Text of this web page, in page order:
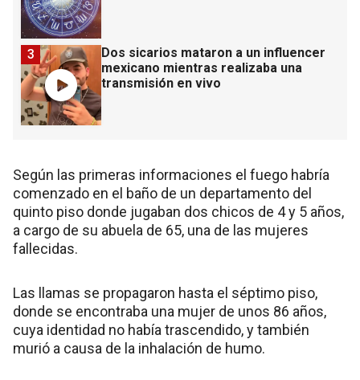
Dos sicarios mataron a un influencer
mexicano mientras realizaba una
transmisión en vivo
3
Según las primeras informaciones el fuego habría
comenzado en el baño de un departamento del
quinto piso donde jugaban dos chicos de 4 y 5 años,
a cargo de su abuela de 65, una de las mujeres
fallecidas.
Las llamas se propagaron hasta el séptimo piso,
donde se encontraba una mujer de unos 86 años,
cuya identidad no había trascendido, y también
murió a causa de la inhalación de humo.